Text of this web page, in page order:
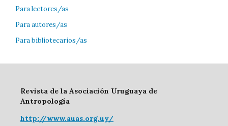
Para lectores/as
Para autores/as
Para bibliotecarios/as
Revista de la Asociación Uruguaya de
Antropología
http://www.auas.org.uy/